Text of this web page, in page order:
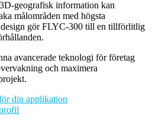
geografisk information kan
målområden med högsta
gör FLYC-300 till en tillförlitlig
avancerade teknologi för företag
och maximera
din applikation